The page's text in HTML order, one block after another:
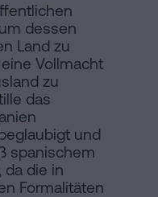
dessen
Land zu
Vollmacht
zu
das
und
spanischem
da die in
Formalitäten